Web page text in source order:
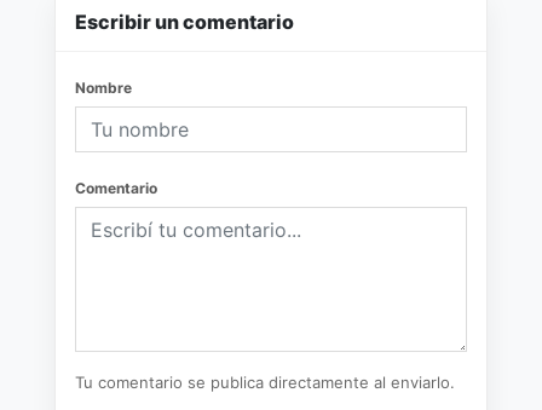
Escribir un comentario
Nombre
Comentario
Tu comentario se publica directamente al enviarlo.